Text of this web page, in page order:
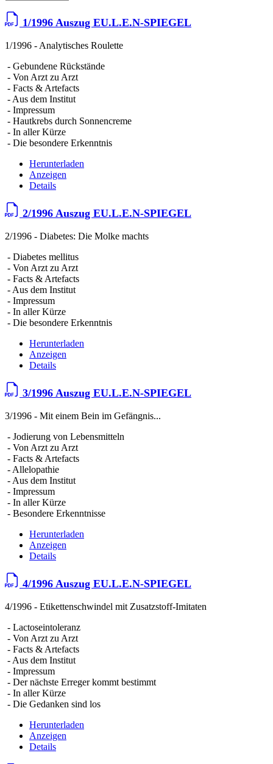
1/1996 Auszug EU.L.E.N-SPIEGEL
1/1996 - Analytisches Roulette
- Gebundene Rückstände
- Von Arzt zu Arzt
- Facts & Artefacts
- Aus dem Institut
- Impressum
- Hautkrebs durch Sonnencreme
- In aller Kürze
- Die besondere Erkenntnis
Herunterladen
Anzeigen
Details
2/1996 Auszug EU.L.E.N-SPIEGEL
2/1996 - Diabetes: Die Molke machts
- Diabetes mellitus
- Von Arzt zu Arzt
- Facts & Artefacts
- Aus dem Institut
- Impressum
- In aller Kürze
- Die besondere Erkenntnis
Herunterladen
Anzeigen
Details
3/1996 Auszug EU.L.E.N-SPIEGEL
3/1996 - Mit einem Bein im Gefängnis...
- Jodierung von Lebensmitteln
- Von Arzt zu Arzt
- Facts & Artefacts
- Allelopathie
- Aus dem Institut
- Impressum
- In aller Kürze
- Besondere Erkenntnisse
Herunterladen
Anzeigen
Details
4/1996 Auszug EU.L.E.N-SPIEGEL
4/1996 - Etikettenschwindel mit Zusatzstoff-Imitaten
- Lactoseintoleranz
- Von Arzt zu Arzt
- Facts & Artefacts
- Aus dem Institut
- Impressum
- Der nächste Erreger kommt bestimmt
- In aller Kürze
- Die Gedanken sind los
Herunterladen
Anzeigen
Details